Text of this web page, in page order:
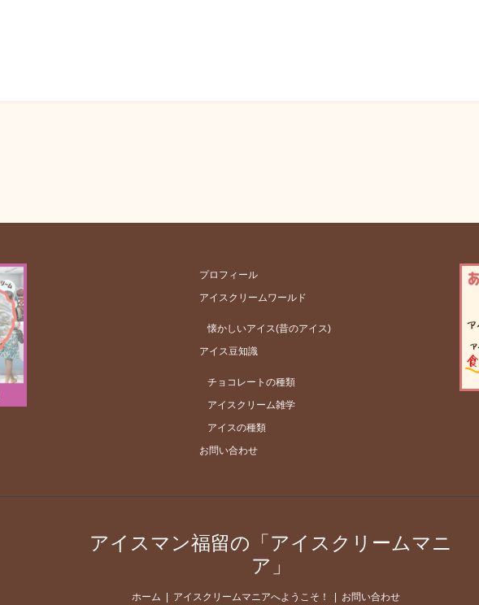
プロフィール
アイスクリームワールド
懐かしいアイス(昔のアイス)
アイス豆知識
チョコレートの種類
アイスクリーム雑学
アイスの種類
お問い合わせ
アイスマン福留の「アイスクリームマニ
ア」
ホーム アイスクリームマニアへようこそ！ お問い合わせ